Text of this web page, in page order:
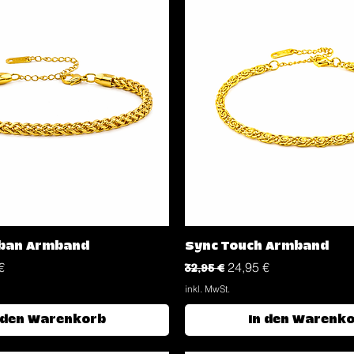
Schnellansicht
Armband
Warenkorb
Schnellansicht
Sync Touch Armband
Standardpreis
32,95 € Sale-Preis
24,95 €
inkl. MwSt.
In den